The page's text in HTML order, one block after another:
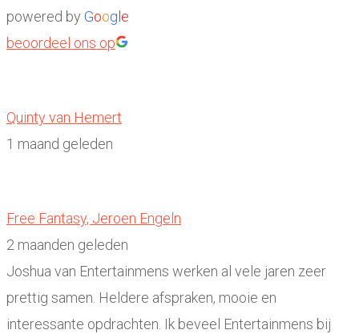
powered by Goog e
beoordeel ons op
Quinty van Hemert
1 maand geleden
Free Fantasy, Jeroen Engeln
2 maanden geleden
Joshua van Entertainmens werken al vele jaren zeer
prettig samen. Heldere afspraken, mooie en
interessante opdrachten. Ik beveel Entertainmens bij